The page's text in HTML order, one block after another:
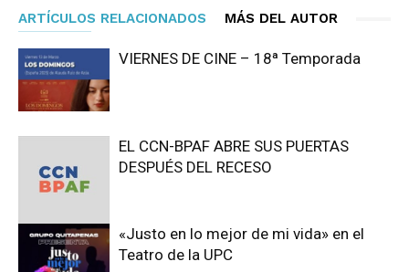
ARTÍCULOS RELACIONADOS MÁS DEL AUTOR
VIERNES DE CINE – 18ª Temporada
EL CCN-BPAF ABRE SUS PUERTAS
DESPUÉS DEL RECESO
«Justo en lo mejor de mi vida» en el
Teatro de la UPC